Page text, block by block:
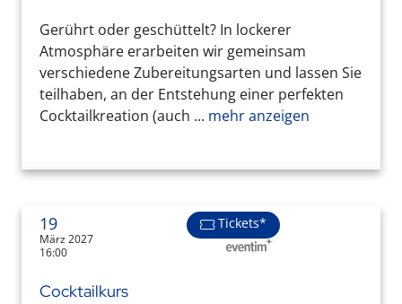
Gerührt oder geschüttelt? In lockerer
Atmosphäre erarbeiten wir gemeinsam
verschiedene Zubereitungsarten und lassen Sie
teilhaben, an der Entstehung einer perfekten
Cocktailkreation (auch ... mehr anzeigen
19
März 2027
16:00
Tickets*
Cocktailkurs